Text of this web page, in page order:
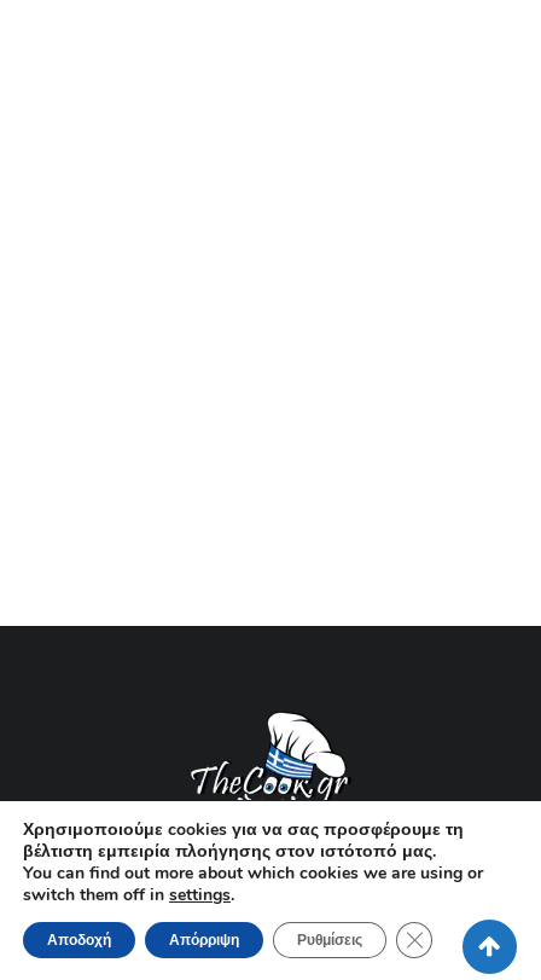
34KSUBSCRIBERS 2.6K FANS 0.2KFOLLOWERS
Όροι χρήσης
Χρησιμοποιούμε cookies για να σας προσφέρουμε τη
βέλτιστη εμπειρία πλοήγησης στον ιστότοπό μας.
You can find out more about which cookies we are using or
switch them off in settings.
Αποδοχή Απόρριψη Ρυθμίσεις Κλείσιμο του